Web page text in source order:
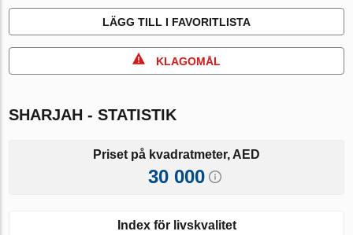
LÄGG TILL I FAVORITLISTA
KLAGOMÅL
SHARJAH - STATISTIK
Priset på kvadratmeter, AED
30 000
Index för livskvalitet